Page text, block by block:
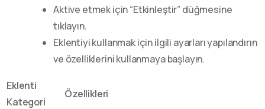
Aktive etmek için “Etkinleştir” düğmesine
tıklayın.
Eklentiyi kullanmak için ilgili ayarları yapılandırın
ve özelliklerini kullanmaya başlayın.
Eklenti
Kategori
Özellikleri